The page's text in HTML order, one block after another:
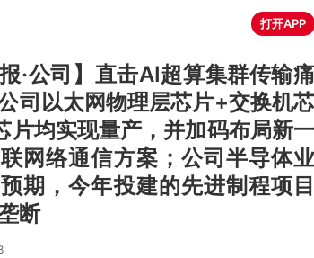
打开APP
报·公司】直击AI超算集群传输痛
司以太网物理层芯片+交换机芯
片均实现量产，并加码布局新一
网络通信方案；公司半导体业
期，今年投建的先进制程项目
断